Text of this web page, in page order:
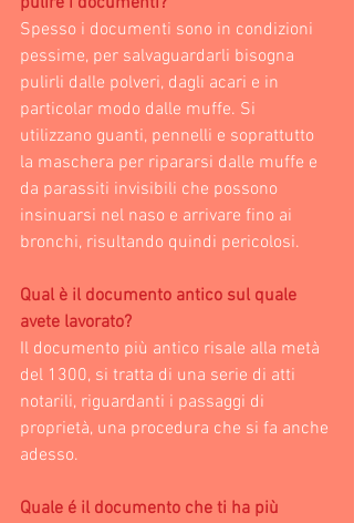
Spesso i documenti sono in condizioni
pessime, per salvaguardarli bisogna
pulirli dalle polveri, dagli acari e in
particolar modo dalle muffe. Si
utilizzano guanti, pennelli e soprattutto
la maschera per ripararsi dalle muffe e
da parassiti invisibili che possono
insinuarsi nel naso e arrivare fino ai
bronchi, risultando quindi pericolosi.
Qual è il documento antico sul quale
avete lavorato?
Il documento più antico risale alla metà
del 1300, si tratta di una serie di atti
notarili, riguardanti i passaggi di
proprietà, una procedura che si fa anche
adesso.
Quale é il documento che ti ha più